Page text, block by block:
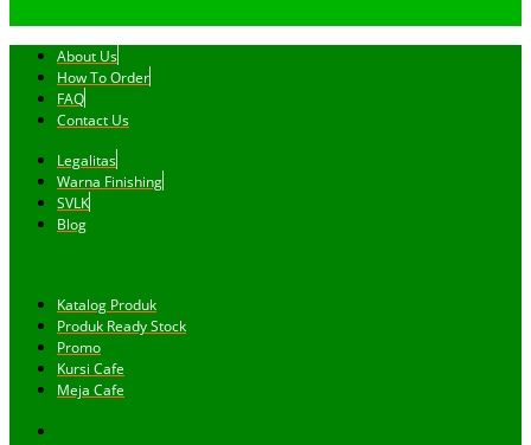
About Us
How To Order
FAQ
Contact Us
Legalitas
Warna Finishing
SVLK
Blog
Katalog Produk
Produk Ready Stock
Promo
Kursi Cafe
Meja Cafe